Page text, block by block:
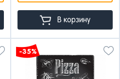
В корзину
-35%